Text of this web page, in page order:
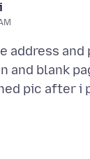
address and
and blank
pic after i